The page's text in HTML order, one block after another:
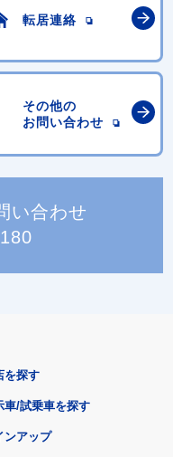
転居連絡
その他の
お問い合わせ
い合わせ
を探す
車/試乗車を探す
ンアップ